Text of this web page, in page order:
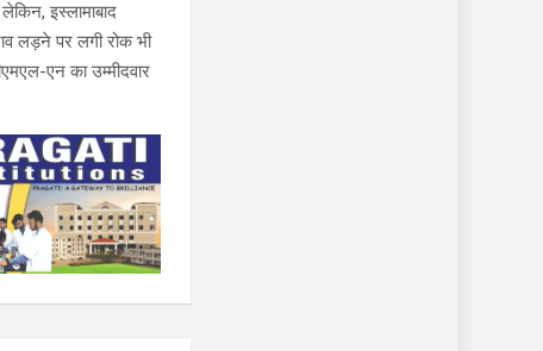
इस्लामाबाद
लड़ने पर लगी रोक भी
एन का उम्मीदवार